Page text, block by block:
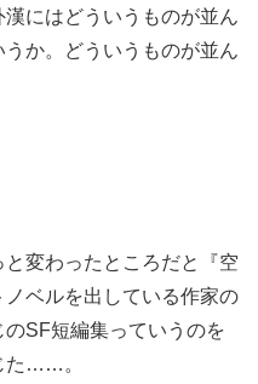
漢にはどういうものが並ん
か。どういうものが並ん
と変わったところだと『空
ベルを出している作家の
SF短編集っていうのを
た……。